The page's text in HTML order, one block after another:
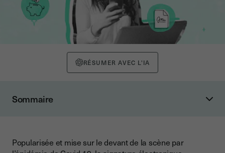
RÉSUMER AVEC L'IA
Sommaire
2. La signature électronique est facile
Popularisée et mise sur le devant de la scène par